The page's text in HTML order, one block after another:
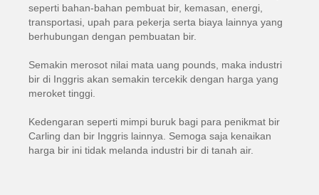
seperti bahan-bahan pembuat bir, kemasan, energi,
transportasi, upah para pekerja serta biaya lainnya yang
berhubungan dengan pembuatan bir.
Semakin merosot nilai mata uang pounds, maka industri
bir di Inggris akan semakin tercekik dengan harga yang
meroket tinggi.
Kedengaran seperti mimpi buruk bagi para penikmat bir
Carling dan bir Inggris lainnya. Semoga saja kenaikan
harga bir ini tidak melanda industri bir di tanah air.